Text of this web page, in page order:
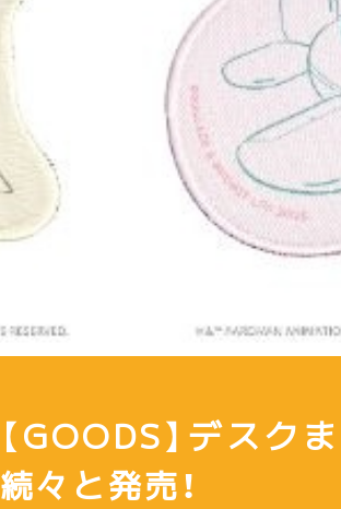
【GOODS】デス
続々と発売！